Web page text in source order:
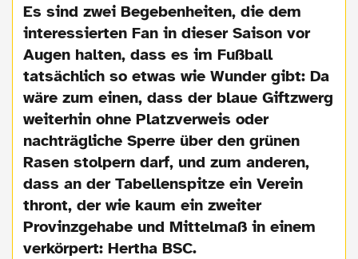
Es sind zwei Begebenheiten, die dem
interessierten Fan in dieser Saison vor
Augen halten, dass es im Fußball
tatsächlich so etwas wie Wunder gibt: Da
wäre zum einen, dass der blaue Giftzwerg
weiterhin ohne Platzverweis oder
nachträgliche Sperre über den grünen
Rasen stolpern darf, und zum anderen,
dass an der Tabellenspitze ein Verein
thront, der wie kaum ein zweiter
Provinzgehabe und Mittelmaß in einem
verkörpert: Hertha BSC.